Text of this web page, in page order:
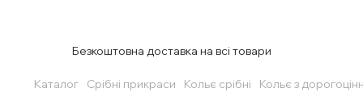
Безкоштовна доставка на всі товари
Каталог Срібні прикраси Кольє срібні Кольє з